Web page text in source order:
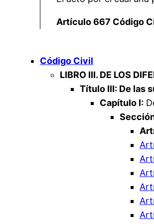
Artículo 667 Código
Código Civil
LIBRO III. DE LOS
Título III: De las
Capítulo I: